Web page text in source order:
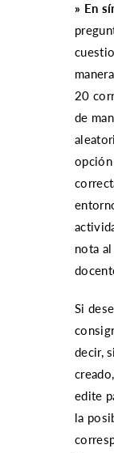
» En
20
de
opción
nota
Si
decir,
edite
la